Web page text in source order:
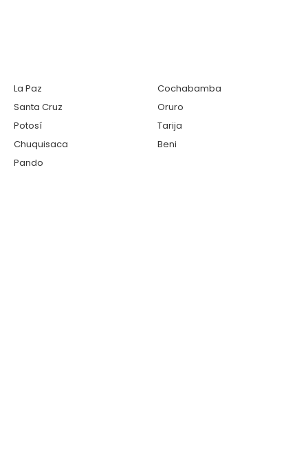
La Paz
Cochabamba
Santa Cruz
Oruro
Potosí
Tarija
Chuquisaca
Beni
Pando